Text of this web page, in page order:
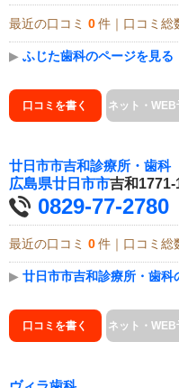
最近の口コミ 0 件｜口コミ総
▶ ふじた歯科のページを見る
口コミを書く ネット・WEB
廿日市市吉和診療所・歯科
広島県廿日市市吉和1771-
0829-77-2780
最近の口コミ 0 件｜口コミ総
▶ 廿日市市吉和診療所・歯科
口コミを書く ネット・WEB